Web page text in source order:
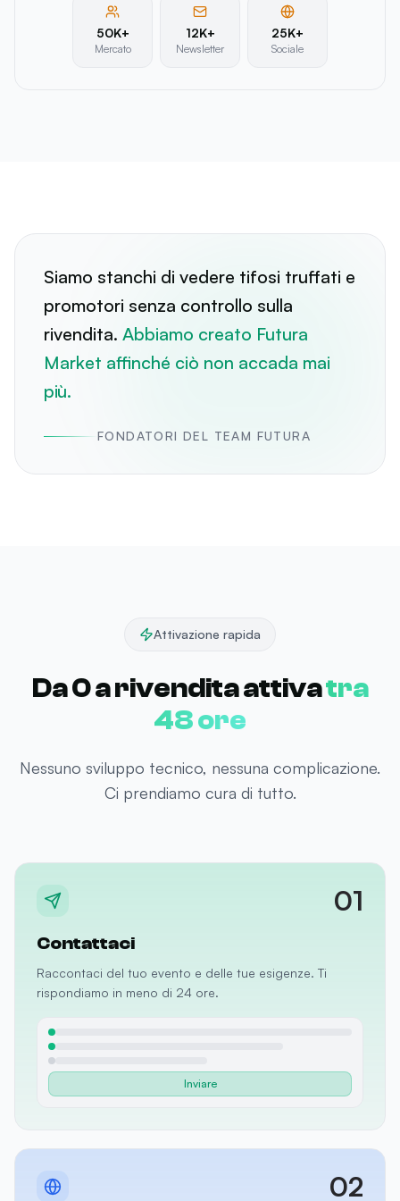
50K+
Mercato
12K+
Newsletter
25K+
Sociale
“
”
Siamo stanchi di vedere tifosi truffati e
promotori senza controllo sulla
rivendita. Abbiamo creato Futura
Market affinché ciò non accada mai
più.
FONDATORI DEL TEAM FUTURA
Attivazione rapida
Da 0 a rivendita attivatra
48 ore
Nessuno sviluppo tecnico, nessuna complicazione.
Ci prendiamo cura di tutto.
01
Contattaci
Raccontaci del tuo evento e delle tue esigenze. Ti
rispondiamo in meno di 24 ore.
Inviare
02